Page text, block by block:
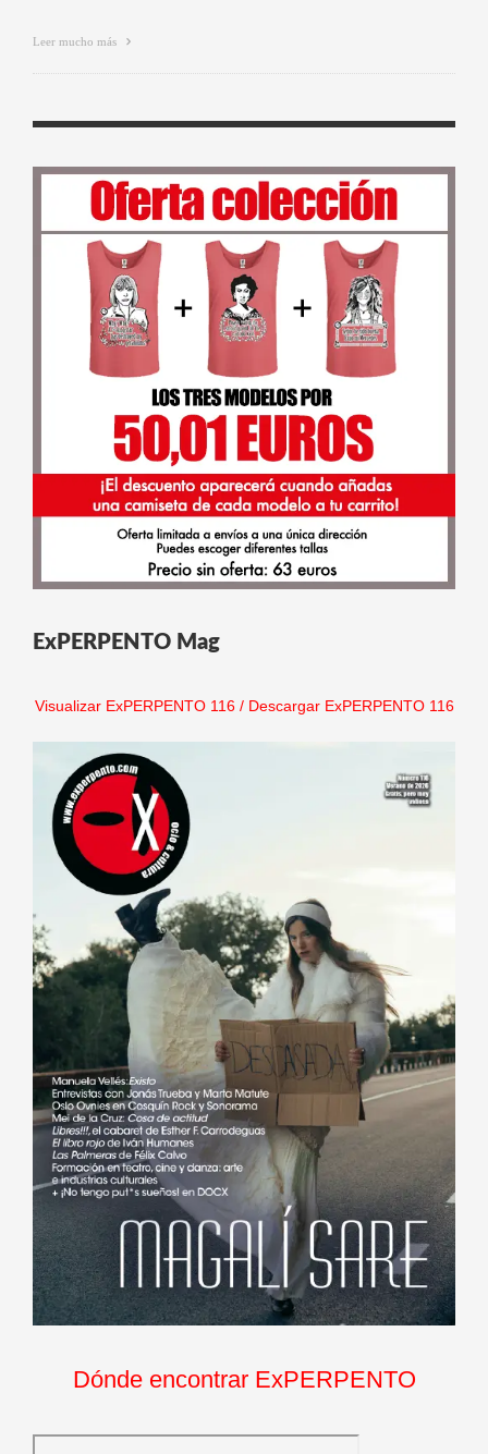
Leer mucho más
ExPERPENTO Mag
Visualizar ExPERPENTO 116/ Descargar ExPERPENTO 116
Dónde encontrar ExPERPENTO